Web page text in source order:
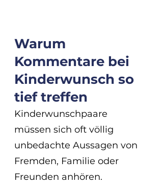
Warum
Kommentare bei
Kinderwunsch so
tief treffen
Kinderwunschpaare
müssen sich oft völlig
unbedachte Aussagen von
Fremden, Familie oder
Freunden anhören.